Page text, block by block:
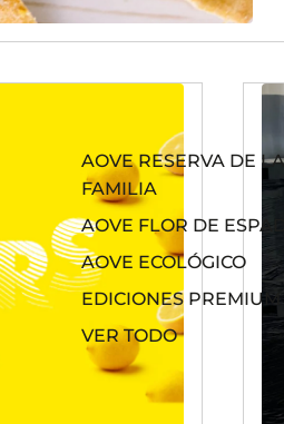
AOVE RESERVA DE LA
FAMILIA
AOVE FLOR DE
AOVE ECOLÓGICO
EDICIONES PREMIUM
VER TODO